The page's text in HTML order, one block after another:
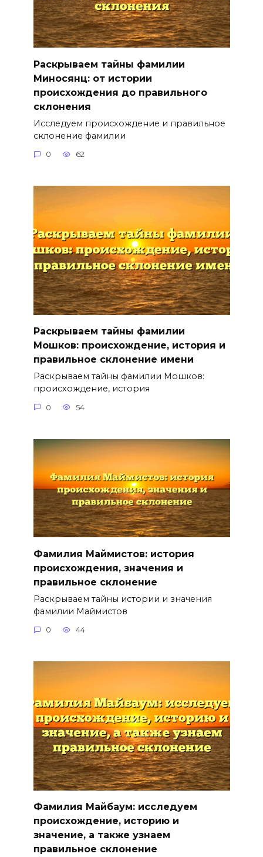
Раскрываем тайны фамилии
Миносянц: от истории
происхождения до правильного
склонения
Исследуем происхождение и правильное
склонение фамилии
0 62
Раскрываем тайны фамилии
Мошков: происхождение, история и
правильное склонение имени
Раскрываем тайны фамилии Мошков:
происхождение, история
0 54
Фамилия Маймистов: история
происхождения, значения и
правильное склонение
Раскрываем тайны истории и значения
фамилии Маймистов
0 44
Фамилия Майбаум: исследуем
происхождение, историю и
значение, а также узнаем
правильное склонение